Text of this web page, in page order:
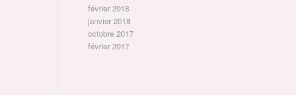
février 2018
janvier 2018
octobre 2017
février 2017